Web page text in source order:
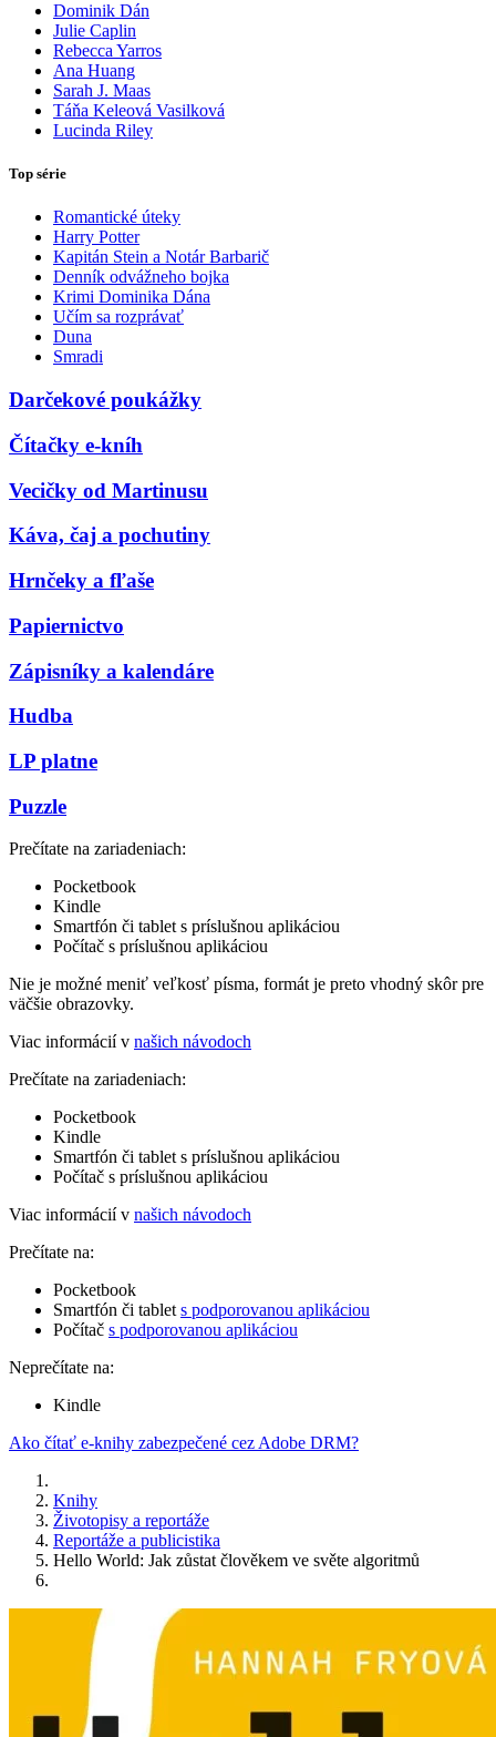
Dominik Dán
Julie Caplin
Rebecca Yarros
Ana Huang
Sarah J. Maas
Táňa Keleová Vasilková
Lucinda Riley
Top série
Romantické úteky
Harry Potter
Kapitán Stein a Notár Barbarič
Denník odvážneho bojka
Krimi Dominika Dána
Učím sa rozprávať
Duna
Smradi
Darčekové poukážky
Čítačky e-kníh
Vecičky od Martinusu
Káva, čaj a pochutiny
Hrnčeky a fľaše
Papiernictvo
Zápisníky a kalendáre
Hudba
LP platne
Puzzle
Prečítate na zariadeniach:
Pocketbook
Kindle
Smartfón či tablet s príslušnou aplikáciou
Počítač s príslušnou aplikáciou
Nie je možné meniť veľkosť písma, formát je preto vhodný skôr pre
väčšie obrazovky.
Viac informácií v našich návodoch
Prečítate na zariadeniach:
Pocketbook
Kindle
Smartfón či tablet s príslušnou aplikáciou
Počítač s príslušnou aplikáciou
Viac informácií v našich návodoch
Prečítate na:
Pocketbook
Smartfón či tablet s podporovanou aplikáciou
Počítač s podporovanou aplikáciou
Neprečítate na:
Kindle
Ako čítať e-knihy zabezpečené cez Adobe DRM?
Knihy
Životopisy a reportáže
Reportáže a publicistika
Hello World: Jak zůstat člověkem ve světe algoritmů